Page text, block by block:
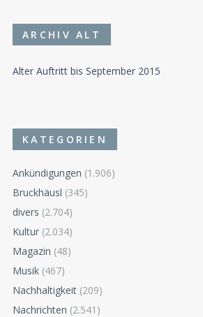
ARCHIV ALT
Alter Auftritt bis September 2015
KATEGORIEN
Ankündigungen (1.906)
Bruckhäusl (345)
divers (2.704)
Kultur (2.034)
Magazin (48)
Musik (467)
Nachhaltigkeit (209)
Nachrichten (2.541)